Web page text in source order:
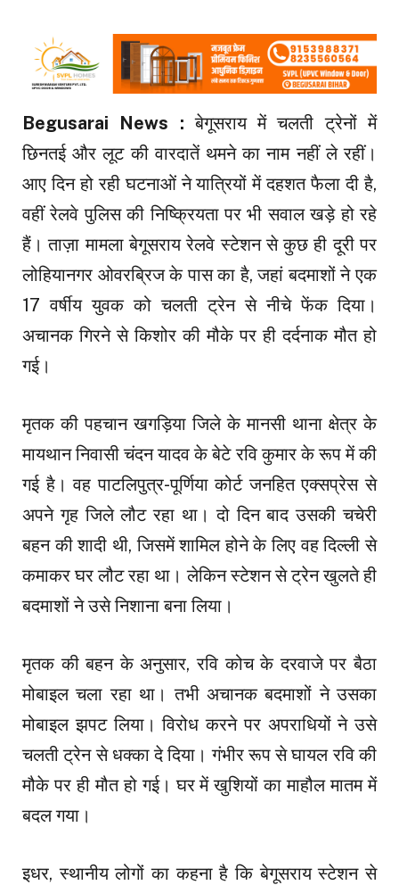
Begusarai News : बेगूसराय में चलती ट्रेनों में
छिनतई और लूट की वारदातें थमने का नाम नहीं ले रहीं।
आए दिन हो रही घटनाओं ने यात्रियों में दहशत फैला दी है,
वहीं रेलवे पुलिस की निष्क्रियता पर भी सवाल खड़े हो रहे
हैं। ताज़ा मामला बेगूसराय रेलवे स्टेशन से कुछ ही दूरी पर
लोहियानगर ओवरब्रिज के पास का है, जहां बदमाशों ने एक
17 वर्षीय युवक को चलती ट्रेन से नीचे फेंक दिया।
अचानक गिरने से किशोर की मौके पर ही दर्दनाक मौत हो
गई।
मृतक की पहचान खगड़िया जिले के मानसी थाना क्षेत्र के
मायथान निवासी चंदन यादव के बेटे रवि कुमार के रूप में की
गई है। वह पाटलिपुत्र-पूर्णिया कोर्ट जनहित एक्सप्रेस से
अपने गृह जिले लौट रहा था। दो दिन बाद उसकी चचेरी
बहन की शादी थी, जिसमें शामिल होने के लिए वह दिल्ली से
कमाकर घर लौट रहा था। लेकिन स्टेशन से ट्रेन खुलते ही
बदमाशों ने उसे निशाना बना लिया।
मृतक की बहन के अनुसार, रवि कोच के दरवाजे पर बैठा
मोबाइल चला रहा था। तभी अचानक बदमाशों ने उसका
मोबाइल झपट लिया। विरोध करने पर अपराधियों ने उसे
चलती ट्रेन से धक्का दे दिया। गंभीर रूप से घायल रवि की
मौके पर ही मौत हो गई। घर में खुशियों का माहौल मातम में
बदल गया।
इधर, स्थानीय लोगों का कहना है कि बेगूसराय स्टेशन से